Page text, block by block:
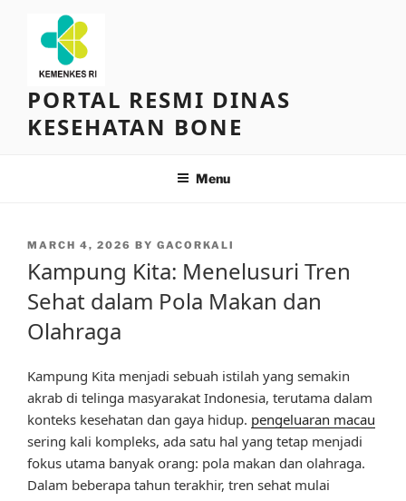
content
PORTAL RESMI DINAS
KESEHATAN BONE
Menu
POSTED
MARCH 4, 2026 BY GACORKALI
Kampung Kita: Menelusuri Tren
Sehat dalam Pola Makan dan
Olahraga
Kampung Kita menjadi sebuah istilah yang semakin
akrab di telinga masyarakat Indonesia, terutama dalam
konteks kesehatan dan gaya hidup. pengeluaran macau
sering kali kompleks, ada satu hal yang tetap menjadi
fokus utama banyak orang: pola makan dan olahraga.
Dalam beberapa tahun terakhir, tren sehat mulai